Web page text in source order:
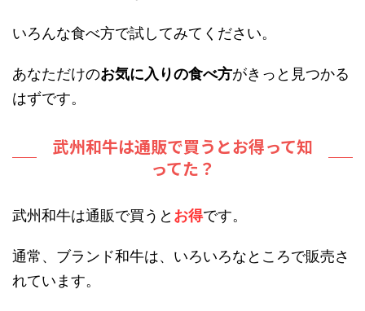
いろんな食べ方で試してみてください。
あなただけのお気に入りの食べ方がきっと見つかる
はずです。
武州和牛は通販で買うとお得って知
ってた？
武州和牛は通販で買うと お得です。
通常、ブランド和牛は、いろいろなところで販売さ
れています。